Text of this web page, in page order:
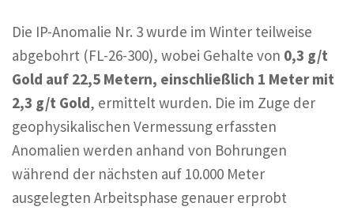
Die IP-Anomalie Nr. 3 wurde im Winter teilweise
abgebohrt (FL-26-300), wobei Gehalte von 0,3 g/t
Gold auf 22,5 Metern, einschließlich 1 Meter mit
2,3 g/t Gold, ermittelt wurden. Die im Zuge der
geophysikalischen Vermessung erfassten
Anomalien werden anhand von Bohrungen
während der nächsten auf 10.000 Meter
ausgelegten Arbeitsphase genauer erprobt